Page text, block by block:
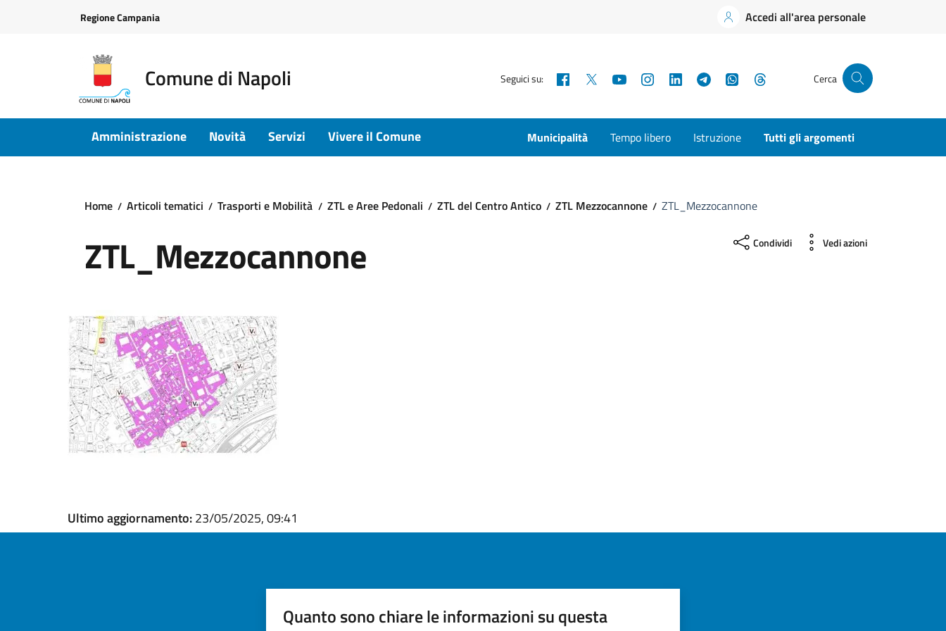
Regione Campania Accedi all'area personale
Comune di Napoli Seguici su: Facebook YouTubeInstagramLinkedInTelegramWhatsApp Cerca
Amministrazione Novità Servizi Vivere il Comune Municipalità Tempo libero Istruzione Tutti gli argomenti
Home Articoli tematici Trasporti e Mobilità ZTL e Aree Pedonali ZTL del Centro Antico ZTL Mezzocannone ZTL_Mezzocannone
ZTL_Mezzocannone Condividi Vedi azioni
Ultimo aggiornamento:23/05/2025, 09:41
Quanto sono chiare le informazioni su questa